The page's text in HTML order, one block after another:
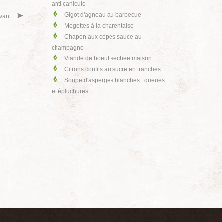
anti canicule
Gigot d'agneau au barbecue
Mogettes à la charentaise
Chapon aux cèpes sauce au
champagne
Viande de boeuf séchée maison
Citrons confits au sucre en tranches
Soupe d'asperges blanches : queues
et épluchures